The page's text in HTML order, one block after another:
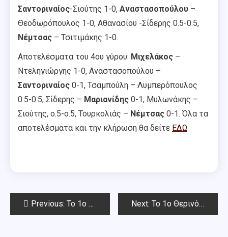
Σαντοριναίος-Σιούτης 1-0, Αναστασοπούλου –
Θεοδωρόπουλος 1-0, Αθανασίου -Σίδερης 0.5-0.5,
Νέμτσας – Τσιτιμάκης 1-0.
Αποτελέσματα του 4ου γύρου: Μιχελάκος –
Ντεληγιώργης 1-0, Αναστασοπούλου –
Σαντοριναίος 0-1, Τσαμπούλη – Λυμπερόπουλος
0.5-0.5, Σίδερης – Μαριανίδης 0-1, Μυλωνάκης –
Σιούτης, ο.5-ο.5, Τουρκολιάς – Νέμτσας 0-1. Όλα τα
αποτελέσματα και την κλήρωση θα δείτε ΕΔΩ
PostPrevious: To 1o Θερινό Open Chess Square 2022 (1ος-2ος γύρος) Next: Το 1ο Θερινό Open Chess Square 2022 (5ος-6ος γύρος)